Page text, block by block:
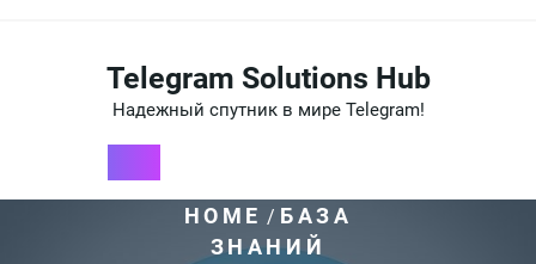
содержимомуTelegram Solutions Hub
Надежный спутник в мире Telegram!
HOME / БАЗА
ЗНАНИЙ